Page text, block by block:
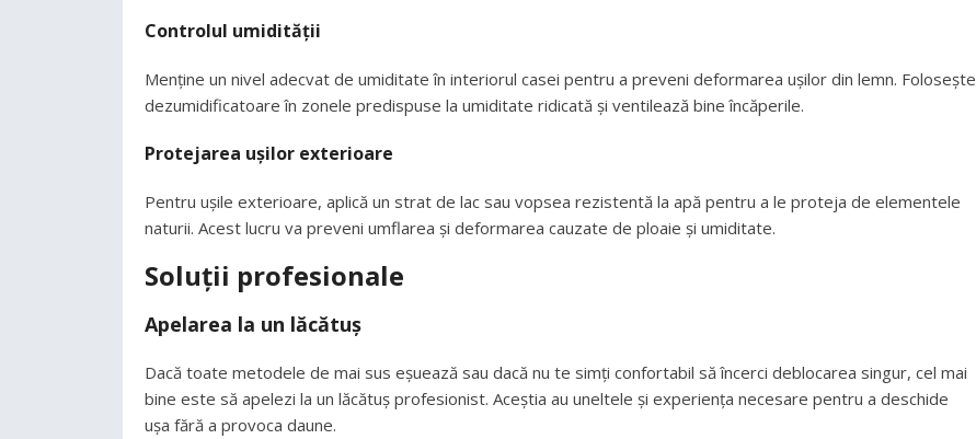
Controlul umidității
Menține un nivel adecvat de umiditate în interiorul casei pentru a preveni deformarea ușilor din lemn. Folosește
dezumidificatoare în zonele predispuse la umiditate ridicată și ventilează bine încăperile.
Protejarea ușilor exterioare
Pentru ușile exterioare, aplică un strat de lac sau vopsea rezistentă la apă pentru a le proteja de elementele
naturii. Acest lucru va preveni umflarea și deformarea cauzate de ploaie și umiditate.
Soluții profesionale
Apelarea la un lăcătuș
Dacă toate metodele de mai sus eșuează sau dacă nu te simți confortabil să încerci deblocarea singur, cel mai
bine este să apelezi la un lăcătuș profesionist. Aceștia au uneltele și experiența necesare pentru a deschide
ușa fără a provoca daune.